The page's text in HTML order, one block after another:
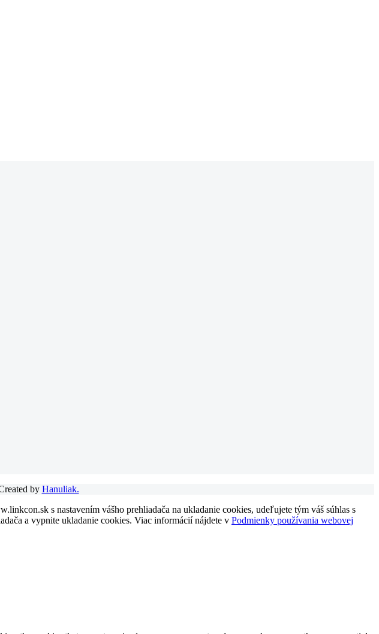
by Hanuliak.
s nastavením vášho prehliadača na ukladanie cookies, udeľujete tým váš súhlas s
a vypnite ukladanie cookies. Viac informácií nájdete v Podmienky používania webovej